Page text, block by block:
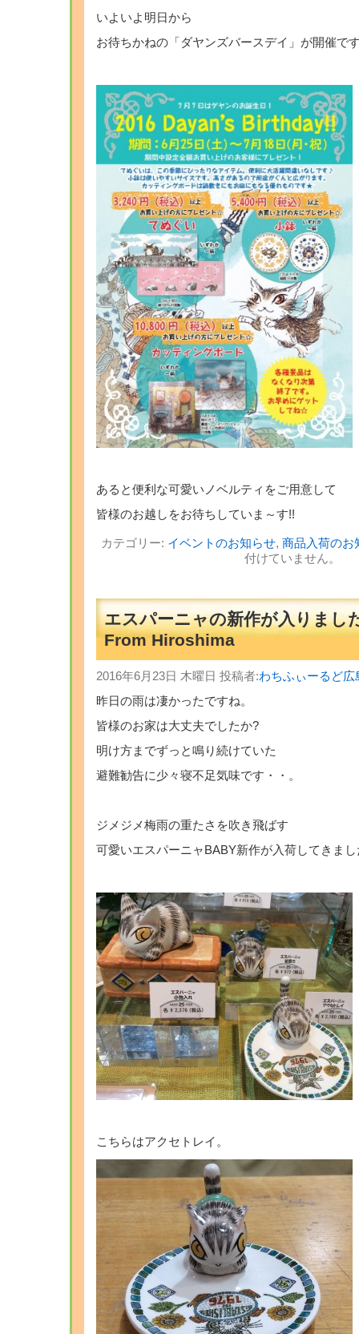
いよいよ明日から
お待ちかねの「ダヤンズバースデイ」が開催で
あると便利な可愛いノベルティをご用意して
皆様のお越しをお待ちしていま～す!!
カテゴリー: イベントのお知らせ, 商品入荷のお
付けていません。
エスパーニャの新作が入りまし
From Hiroshima
2016年6月23日 木曜日 投稿者:わちふぃーるど
昨日の雨は凄かったですね。
皆様のお家は大丈夫でしたか?
明け方までずっと鳴り続けていた
避難勧告に少々寝不足気味です・・。
ジメジメ梅雨の重たさを吹き飛ばす
可愛いエスパーニャBABY新作が入荷してきまし
こちらはアクセトレイ。